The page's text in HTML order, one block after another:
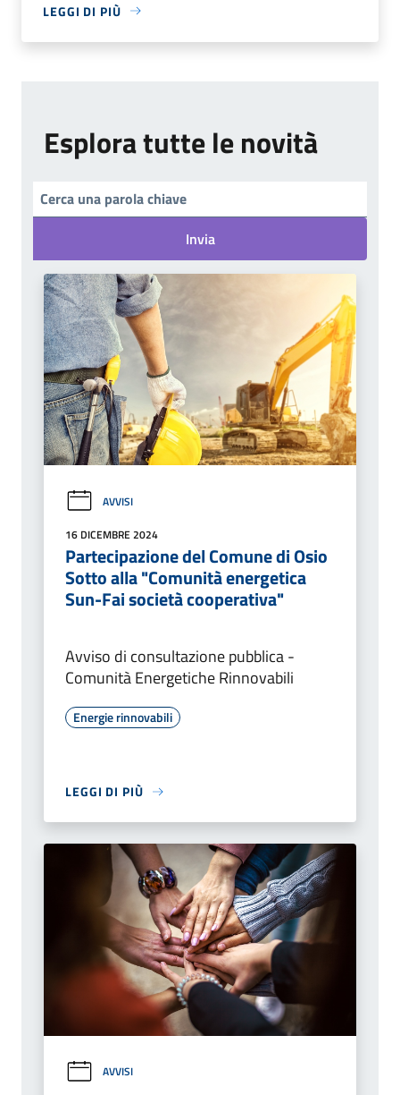
LEGGI DI PIÙ
Esplora tutte le novità
Invia
AVVISI
16 DICEMBRE 2024
Partecipazione del Comune di Osio
Sotto alla "Comunità energetica
Sun-Fai società cooperativa"
Avviso di consultazione pubblica -
Comunità Energetiche Rinnovabili
Energie rinnovabili
LEGGI DI PIÙ
AVVISI